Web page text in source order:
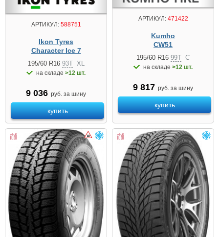
АРТИКУЛ:588751
Ikon Tyres
Character Ice 7
195/60 R16 93T XL
на складе >12 шт.
9 036 руб. за шину
купить
АРТИКУЛ:471422
Kumho
CW51
195/60 R16 99T C
на складе >12 шт.
9 817 руб. за шину
купить